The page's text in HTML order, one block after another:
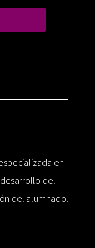
en
del
del alumnado.